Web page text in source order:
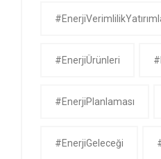
#EnerjiÜrünleri
#EnerjiPlanlaması
#EnerjiGeleceği